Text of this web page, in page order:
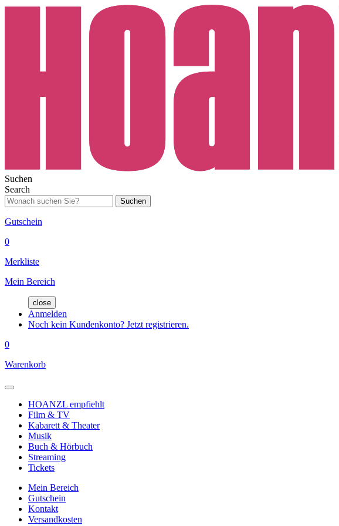
Suchen
Search
Suchen
Gutschein
0
Merkliste
Mein Bereich
close
Anmelden
Noch kein Kundenkonto? Jetzt registrieren.
0
Warenkorb
HOANZL empfiehlt
Film & TV
Kabarett & Theater
Musik
Buch & Hörbuch
Streaming
Tickets
Mein Bereich
Gutschein
Kontakt
Versandkosten